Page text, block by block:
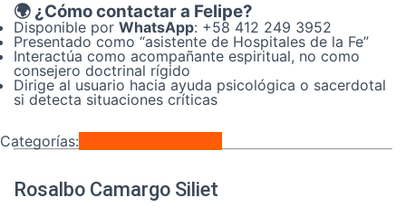
🌍 ¿Cómo contactar a Felipe?
Disponible por WhatsApp: +58 412 249 3952
Presentado como “asistente de Hospitales de la Fe”
Interactúa como acompañante espiritual, no como
consejero doctrinal rígido
Dirige al usuario hacia ayuda psicológica o sacerdotal
si detecta situaciones críticas
Categorías:
Rosalbo Camargo Siliet